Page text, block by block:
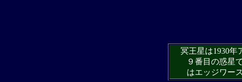
冥王星は1930年
９番目の惑星で
はエッジワース